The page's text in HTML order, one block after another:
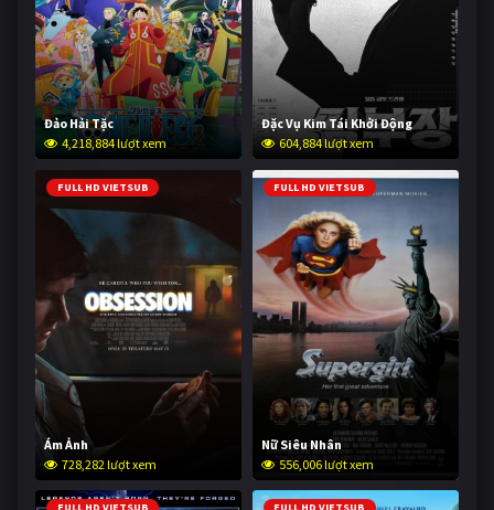
Đảo Hải Tặc
4,218,884 lượt xem
Đặc Vụ Kim Tái Khởi Động
604,884 lượt xem
FULL HD VIETSUB
Ám Ảnh
728,282 lượt xem
FULL HD VIETSUB
Nữ Siêu Nhân
556,006 lượt xem